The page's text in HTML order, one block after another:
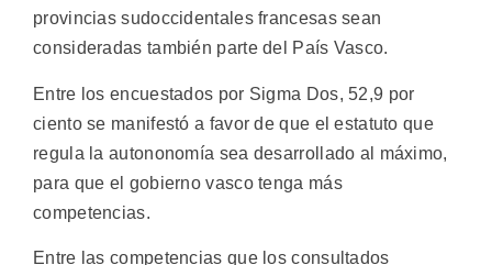
provincias sudoccidentales francesas sean
consideradas también parte del País Vasco.
Entre los encuestados por Sigma Dos, 52,9 por
ciento se manifestó a favor de que el estatuto que
regula la autononomía sea desarrollado al máximo,
para que el gobierno vasco tenga más
competencias.
Entre las competencias que los consultados